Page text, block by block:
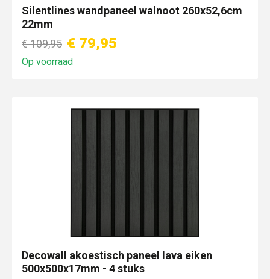
Silentlines wandpaneel walnoot 260x52,6cm
22mm
€ 109,95 € 79,95
Op voorraad
Decowall akoestisch paneel lava eiken
500x500x17mm - 4 stuks